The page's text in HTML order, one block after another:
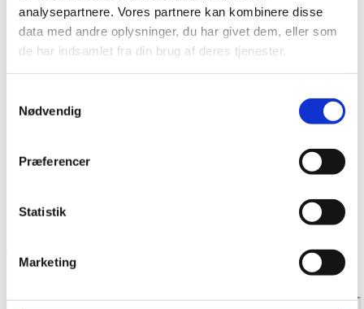
analysepartnere. Vores partnere kan kombinere disse
data med andre oplysninger, du har givet dem, eller som
de har indsamlet fra din brug af deres tjenester.
Nødvendig
Præferencer
Statistik
Marketing
Kontakt & åbningstider
Du kan altid komme i kontakt med os -også aften og weekend.
Vi kommer gerne ud og holder møde hjemme hos dig i vante
omgivelser, men du er også velkommen i vores lokaler på
Bedemand Per Rasmussen
CVR: 37 68 01 68